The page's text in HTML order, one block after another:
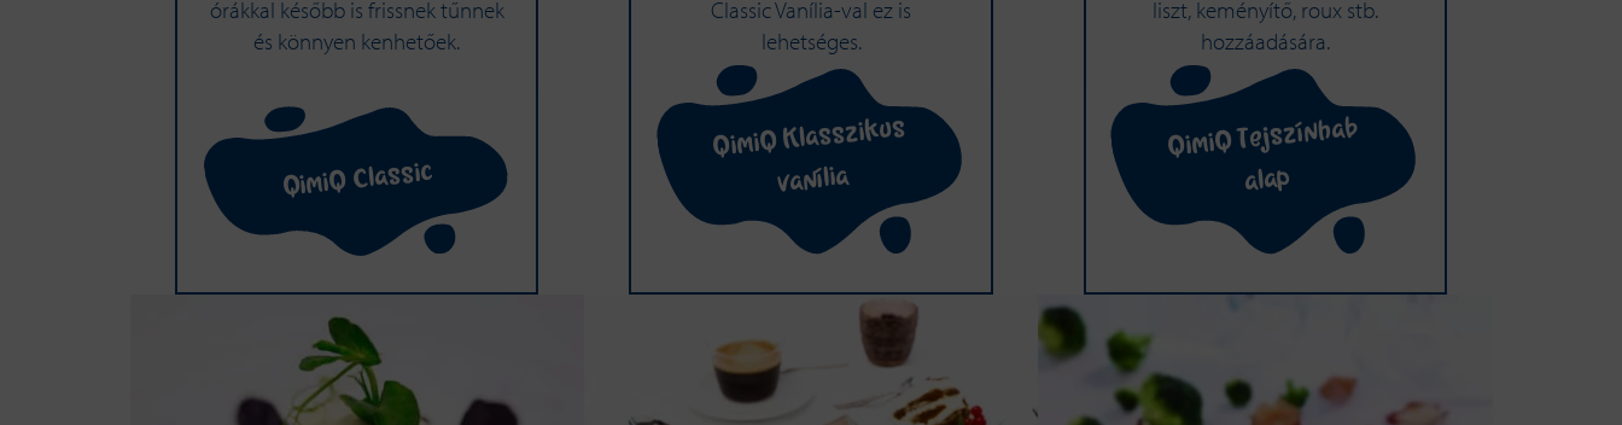
órákkal később is frissnek tűnnek
és könnyen kenhetőek.
QimiQ Classic
Classic Vanília-val ez is
lehetséges.
QimiQ Klasszikus
vanília
liszt, keményítő, roux stb.
hozzáadására.
QimiQ Tejszínhab
alap